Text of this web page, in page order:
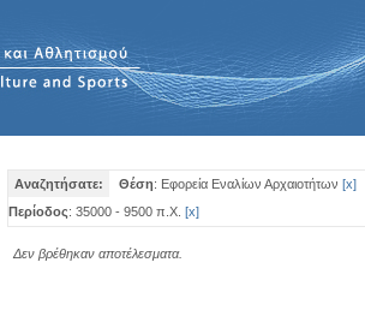
Αναζητήσατε: Θέση: Εφορεία Εναλίων Αρχαιοτήτων [x]
Περίοδος: 35000 - 9500 π.Χ. [x]
Δεν βρέθηκαν αποτέλεσματα.